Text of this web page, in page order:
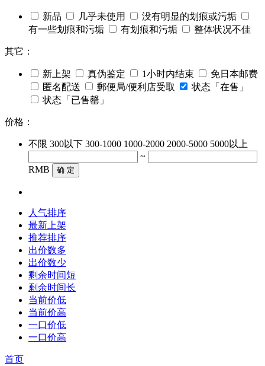
新品 几乎未使用
没有明显的划痕或污垢
有一些划痕和污垢
有划痕和污垢 整体状况不佳
其它：
新上架 真伪鉴定 1小时内结束
免日本邮费
匿名配送
郵便局/便利店受取
状态「在售」
状态「已售罄」
价格：
不限 300以下 300-1000 1000-2000 2000-5000 5000以上
~
RMB
确 定
人气排序
最新上架
推荐排序
出价数多
出价数少
剩余时间短
剩余时间长
当前价低
当前价高
一口价低
一口价高
首页